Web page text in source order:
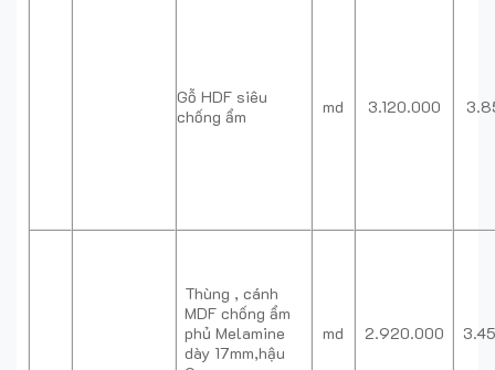
Gỗ HDF siêu
chống ẩm
md 3.120.000
Thùng , cánh
MDF chống ẩm
phủ Melamine
dày 17mm,hậu
md 2.920.000